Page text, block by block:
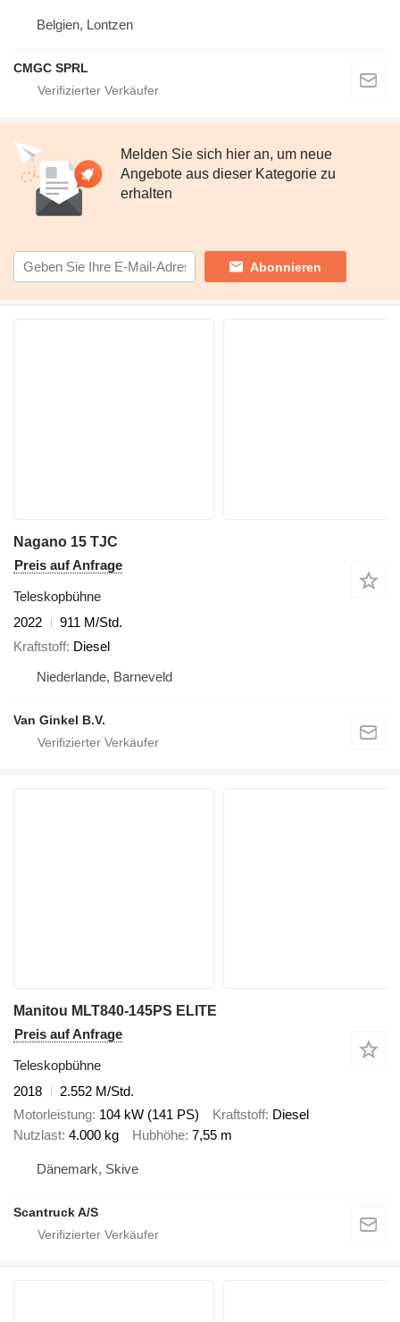
Belgien, Lontzen
CMGC SPRL
Melden Sie sich hier an, um neue
Angebote aus dieser Kategorie zu
erhalten
Abonnieren
Nagano 15 TJC
Preis auf Anfrage
Teleskopbühne
2022
911 M/Std.
Kraftstoff Diesel
Niederlande, Barneveld
Van Ginkel B.V.
Manitou MLT840-145PS ELITE
Preis auf Anfrage
Teleskopbühne
2018
2.552 M/Std.
Motorleistung 104 kW (141 PS) Kraftstoff Diesel
Nutzlast 4.000 kg Hubhöhe 7,55 m
Dänemark, Skive
Scantruck A/S